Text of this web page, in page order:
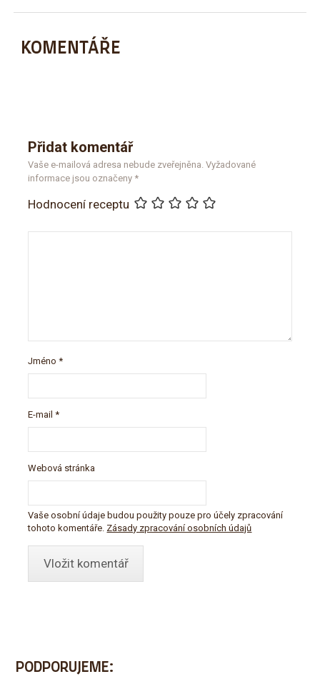
KOMENTÁŘE
Přidat komentář
Vaše e-mailová adresa nebude zveřejněna. Vyžadované
informace jsou označeny *
Hodnocení receptu
Jméno*
E-mail*
Webová stránka
Vaše osobní údaje budou použity pouze pro účely zpracování
tohoto komentáře. Zásady zpracování osobních údajů
PODPORUJEME: